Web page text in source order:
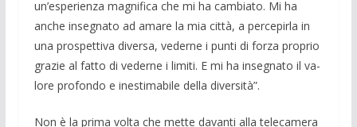
un’esperienza ma­gnifica che mi ha cambiato. Mi ha
anche insegnato ad amare la mia città, a perce­pirla in
una prospettiva diversa, vederne i punti di forza proprio
grazie al fatto di vederne i limiti. E mi ha insegnato il va­
lore profondo e inestimabile della diver­sità”.
Non è la prima volta che mette da­vanti alla telecamera